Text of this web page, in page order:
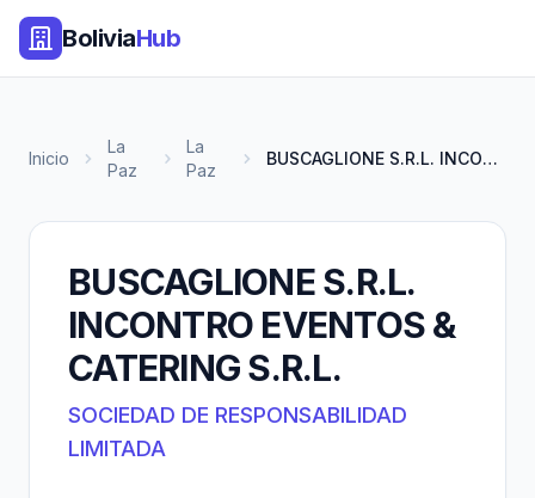
BoliviaHub
Inicio
La
Paz
La
Paz
BUSCAGLIONE S.R.L. INCONTRO EV...
BUSCAGLIONE S.R.L.
INCONTRO EVENTOS &
CATERING S.R.L.
SOCIEDAD DE RESPONSABILIDAD
LIMITADA